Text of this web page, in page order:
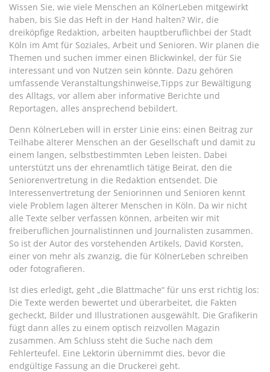
Wissen Sie, wie viele Menschen an KölnerLeben mitgewirkt
haben, bis Sie das Heft in der Hand halten? Wir, die
dreiköpfige Redaktion, arbeiten hauptberuflichbei der Stadt
Köln im Amt für Soziales, Arbeit und Senioren. Wir planen die
Themen und suchen immer einen Blickwinkel, der für Sie
interessant und von Nutzen sein könnte. Dazu gehören
umfassende Veranstaltungshinweise,Tipps zur Bewältigung
des Alltags, vor allem aber informative Berichte und
Reportagen, alles ansprechend bebildert.
Denn KölnerLeben will in erster Linie eins: einen Beitrag zur
Teilhabe älterer Menschen an der Gesellschaft und damit zu
einem langen, selbstbestimmten Leben leisten. Dabei
unterstützt uns der ehrenamtlich tätige Beirat, den die
Seniorenvertretung in die Redaktion entsendet. Die
Interessenvertretung der Seniorinnen und Senioren kennt
viele Problem lagen älterer Menschen in Köln. Da wir nicht
alle Texte selber verfassen können, arbeiten wir mit
freiberuflichen Journalistinnen und Journalisten zusammen.
So ist der Autor des vorstehenden Artikels, David Korsten,
einer von mehr als zwanzig, die für KölnerLeben schreiben
oder fotografieren.
Ist dies erledigt, geht „die Blattmache“ für uns erst richtig los:
Die Texte werden bewertet und überarbeitet, die Fakten
gecheckt, Bilder und Illustrationen ausgewählt. Die Grafikerin
fügt dann alles zu einem optisch reizvollen Magazin
zusammen. Am Schluss steht die Suche nach dem
Fehlerteufel. Eine Lektorin übernimmt dies, bevor die
endgültige Fassung an die Druckerei geht.